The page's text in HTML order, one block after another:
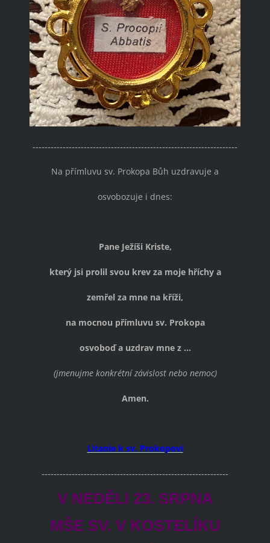
--------------------------------------------------------------------
Na přímluvu sv. Prokopa Bůh uzdravuje a
osvobozuje i dnes:
Pane Ježíši Kriste,
který jsi prolil svou krev za moje hříchy a
zemřel za mne na kříži,
na mocnou přímluvu sv. Prokopa
osvoboď a uzdrav mne z ...
(jmenujme konkrétní závislost nebo nemoc)
Amen.
Litanie k sv. Prokopovi
--------------------------------------------------------------
V NEDĚLI 23. SRPNA
MŠE SV. V KOSTELÍKU